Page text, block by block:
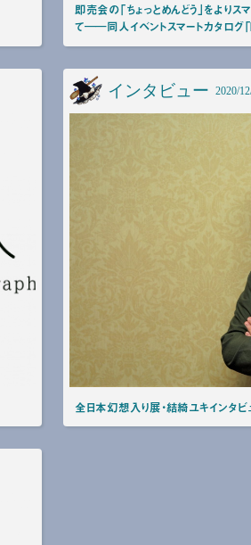
即売会の「ちょっとめんどう」をより
て――同人イベントスマートカタログ
インタビュー 2020/
全日本幻想入り展・結綺ユキインタビ